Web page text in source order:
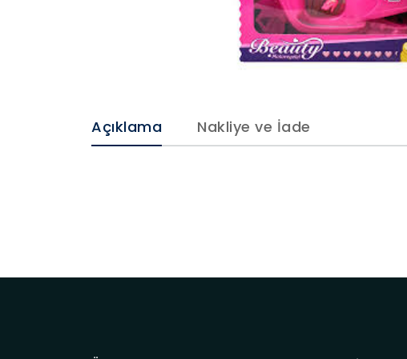
Açıklama Nakliye ve İade